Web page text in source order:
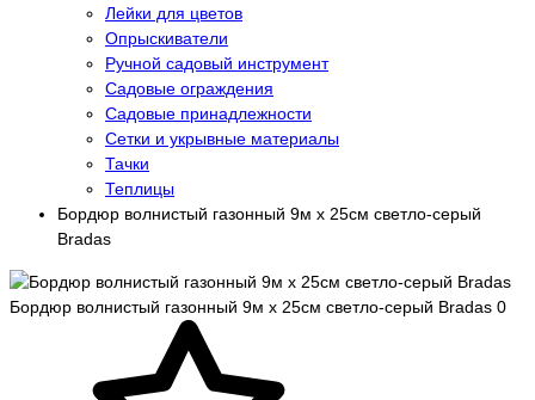
Лейки для цветов
Опрыскиватели
Ручной садовый инструмент
Садовые ограждения
Садовые принадлежности
Сетки и укрывные материалы
Тачки
Теплицы
Бордюр волнистый газонный 9м х 25см светло-серый
Bradas
Бордюр волнистый газонный 9м х 25см светло-серый Bradas 0